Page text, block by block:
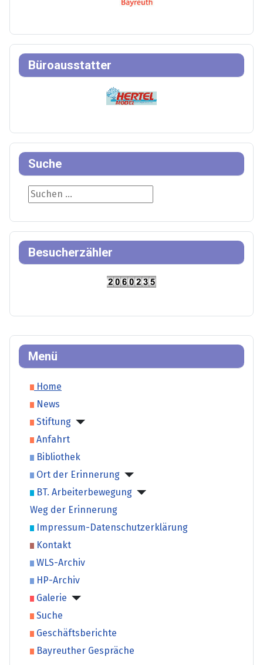
Menü
Home
News
Stiftung
Anfahrt
Bibliothek
Ort der Erinnerung
BT. Arbeiterbewegung
Weg der Erinnerung
Impressum-Datenschutzerklärung
Kontakt
WLS-Archiv
HP-Archiv
Galerie
Suche
Geschäftsberichte
Bayreuther Gespräche
Büroausstatter
Suche
Suche
Besucherzähler